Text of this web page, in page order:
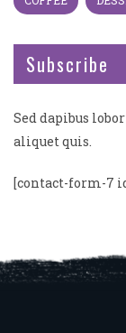
Subscribe
Sed dapibus
aliquet quis.
[contact-form-7